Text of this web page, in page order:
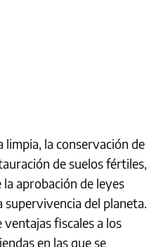
la conservación de
de suelos fértiles,
aprobación de leyes
del planeta.
fiscales a los
en las que se